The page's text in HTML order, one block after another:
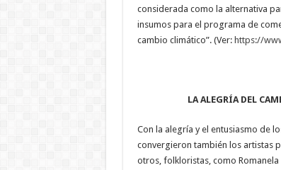
considerada como la alternativa
insumos para el programa de
cambio climático”. (Ver: https://
LA ALEGRÍA DEL
Con la alegría y el entusiasmo de
convergieron también los artistas
otros, folkloristas, como